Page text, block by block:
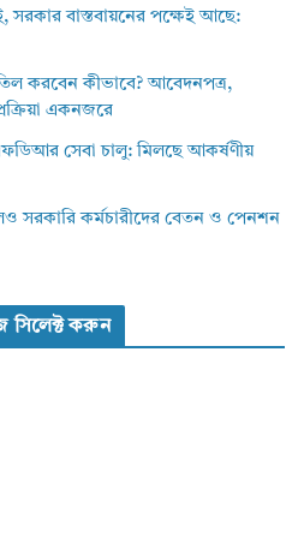
সরকার বাস্তবায়নের পক্ষেই আছে:
করবেন কীভাবে? আবেদনপত্র,
একনজরে
এফডিআর সেবা চালু: মিলছে আকর্ষণীয়
সরকারি কর্মচারীদের বেতন ও পেনশন
সিলেক্ট করুন